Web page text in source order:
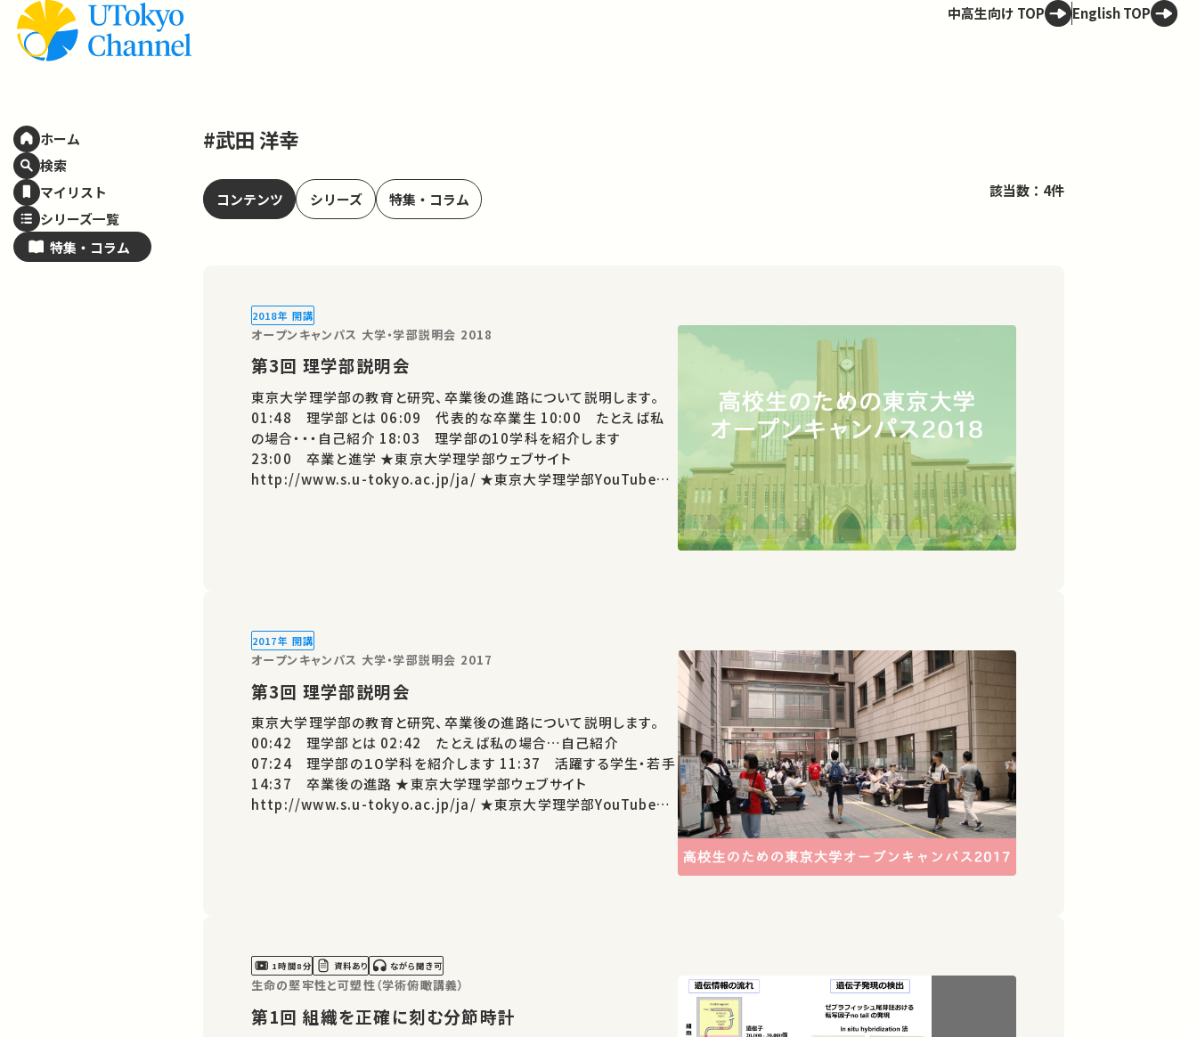
ホーム
検索
マイリスト
シリーズ一覧
特集・ コラム
中高生向け TOP English TOP
#武田 洋幸
コンテンツ シリーズ 特集・コラム 該当数：4件
2018年 開講
オープンキャンパス 大学・学部説明会 2018
第3回 理学部説明会
東京大学理学部の教育と研究、卒業後の進路について説明します。
01:48 理学部とは 06:09 代表的な卒業生 10:00 たとえば私
の場合・・・自己紹介 18:03 理学部の10学科を紹介します
23:00 卒業と進学 ★東京大学理学部ウェブサイト
http://www.s.u-tokyo.ac.jp/ja/ ★東京大学理学部YouTubeチ
2017年 開講
オープンキャンパス 大学・学部説明会 2017
第3回 理学部説明会
東京大学理学部の教育と研究、卒業後の進路について説明します。
00:42 理学部とは 02:42 たとえば私の場合…自己紹介
07:24 理学部の１０学科を紹介します 11:37 活躍する学生・若手
14:37 卒業後の進路 ★東京大学理学部ウェブサイト
http://www.s.u-tokyo.ac.jp/ja/ ★東京大学理学部YouTubeチ
1時間8分 資料あり ながら聞き可
生命の堅牢性と可塑性（学術俯瞰講義）
第1回 組織を正確に刻む分節時計